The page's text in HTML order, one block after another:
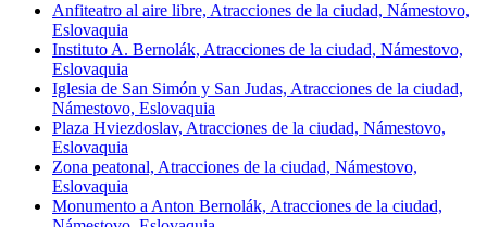
Anfiteatro al aire libre, Atracciones de la ciudad, Námestovo,
Eslovaquia
Instituto A. Bernolák, Atracciones de la ciudad, Námestovo,
Eslovaquia
Iglesia de San Simón y San Judas, Atracciones de la ciudad,
Námestovo, Eslovaquia
Plaza Hviezdoslav, Atracciones de la ciudad, Námestovo,
Eslovaquia
Zona peatonal, Atracciones de la ciudad, Námestovo,
Eslovaquia
Monumento a Anton Bernolák, Atracciones de la ciudad,